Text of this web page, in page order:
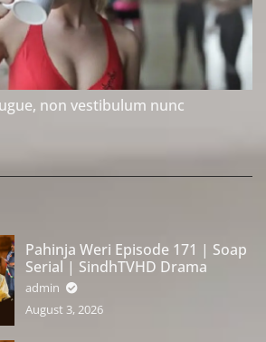
non vestibulum nunc
Pahinja Weri Episode 171 | Soap
Serial | SindhTVHD Drama
admin
August 3, 2026